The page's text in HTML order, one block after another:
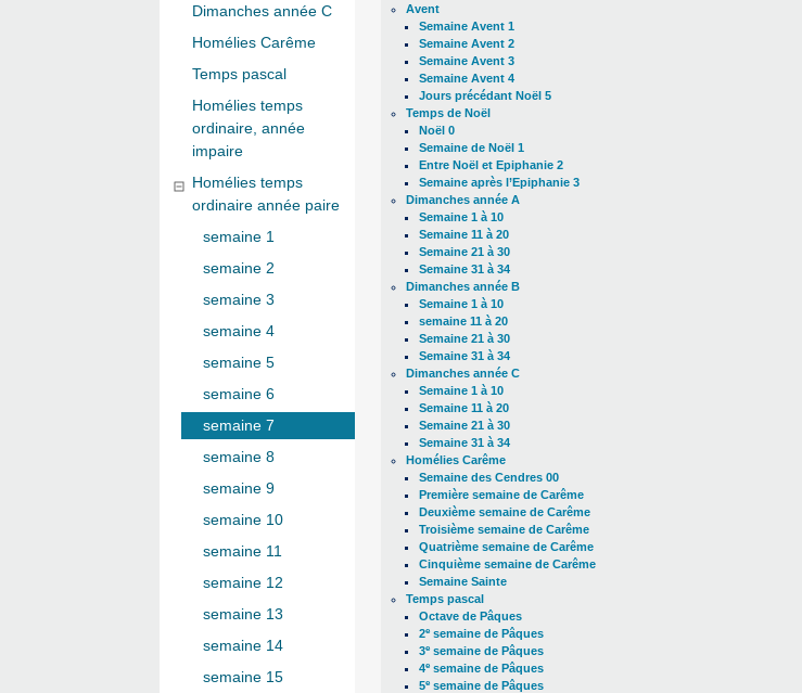
Avent
Semaine Avent 1
Semaine Avent 2
Semaine Avent 3
Semaine Avent 4
Jours précédant Noël 5
Temps de Noël
Noël 0
Semaine de Noël 1
Entre Noël et Epiphanie 2
Semaine après l’Epiphanie 3
Dimanches année A
Semaine 1 à 10
Semaine 11 à 20
Semaine 21 à 30
Semaine 31 à 34
Dimanches année B
Semaine 1 à 10
semaine 11 à 20
Semaine 21 à 30
Semaine 31 à 34
Dimanches année C
Semaine 1 à 10
Semaine 11 à 20
Semaine 21 à 30
Semaine 31 à 34
Homélies Carême
Semaine des Cendres 00
Première semaine de Carême
Deuxième semaine de Carême
Troisième semaine de Carême
Quatrième semaine de Carême
Cinquième semaine de Carême
Semaine Sainte
Temps pascal
Octave de Pâques
2e semaine de Pâques
3e semaine de Pâques
4e semaine de Pâques
5e semaine de Pâques
Dimanches année C
Homélies Carême
Temps pascal
Homélies temps
ordinaire, année
impaire
Homélies temps
ordinaire année paire
semaine 1
semaine 2
semaine 3
semaine 4
semaine 5
semaine 6
semaine 7
semaine 8
semaine 9
semaine 10
semaine 11
semaine 12
semaine 13
semaine 14
semaine 15